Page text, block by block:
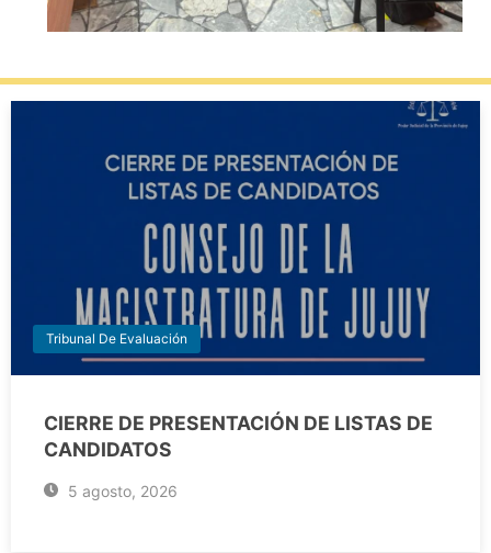
Tribunal De Evaluación
CIERRE DE PRESENTACIÓN DE LISTAS DE
CANDIDATOS
5 agosto, 2026